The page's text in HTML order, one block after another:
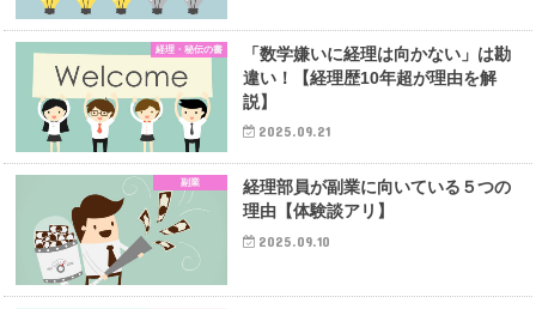
経理・秘伝の書
「数学嫌いに経理は向かない」は勘
違い！【経理歴10年超が理由を解
説】
2025.09.21
副業
経理部員が副業に向いている５つの
理由【体験談アリ】
2025.09.10